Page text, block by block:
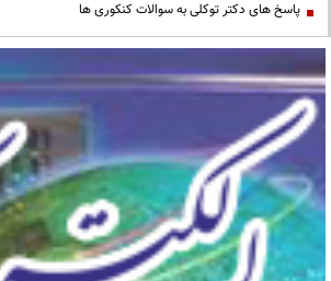
پاسخ های دکتر توکلی به سوالات کنکوری ها